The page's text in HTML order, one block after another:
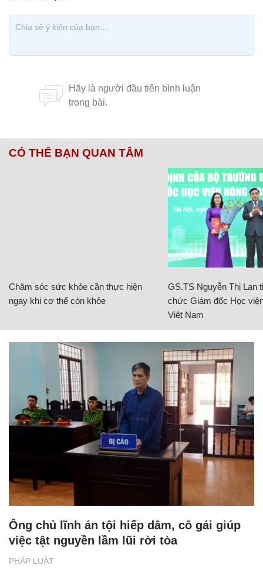
CÓ THỂ BẠN QUAN TÂM
Chăm sóc sức khỏe cần thực hiện
ngay khi cơ thể còn khỏe
GS.TS Nguyễn Thị Lan
chức Giám đốc Học
Việt Nam
PHÁP LUẬT
Ông chủ lĩnh án tội hiếp dâm, cô gái giúp
việc tật nguyền lầm lũi rời tòa